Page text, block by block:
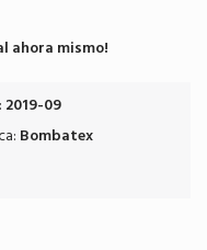
ahora mismo!
2019-09
Bombatex